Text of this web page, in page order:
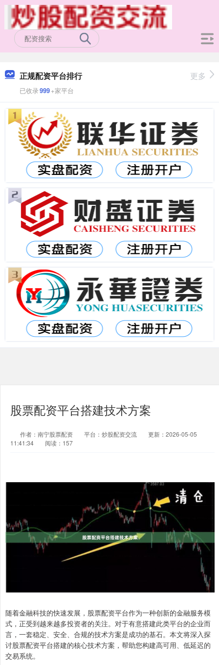
正规配资平台排行
已收录999+家平台
更多
股票配资平台搭建技术方案
作者：南宁股票配资 平台：炒股配资交流
更新：2026-05-05
11:41:34
阅读：157
随着金融科技的快速发展，股票配资平台作为一种创新的金融服务模
式，正受到越来越多投资者的关注。对于有意搭建此类平台的企业而
言，一套稳定、安全、合规的技术方案是成功的基石。本文将深入探
讨股票配资平台搭建的核心技术方案，帮助您构建高可用、低延迟的
交易系统。